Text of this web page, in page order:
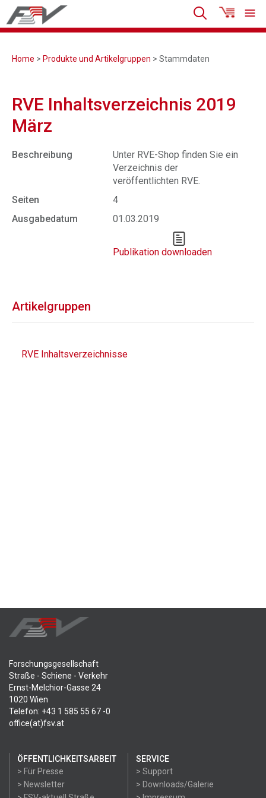
Home > Produkte und Artikelgruppen > Stammdaten
RVE Inhaltsverzeichnis 2019
März
Beschreibung
Unter RVE-Shop finden Sie ein
Verzeichnis der
veröffentlichten RVE.
Seiten
4
Ausgabedatum
01.03.2019
Publikation downloaden
Artikelgruppen
RVE Inhaltsverzeichnisse
Forschungsgesellschaft
Straße - Schiene - Verkehr
Ernst-Melchior-Gasse 24
1020 Wien
Telefon: +43 1 585 55 67 -0
office(at)fsv.at
ÖFFENTLICHKEITSARBEIT
> Für Presse
> Newsletter
SERVICE
> Support
> Downloads/Galerie